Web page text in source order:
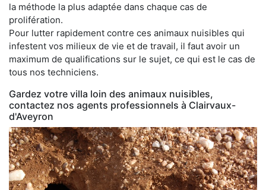
la méthode la plus adaptée dans chaque cas de
prolifération.
Pour lutter rapidement contre ces animaux nuisibles qui
infestent vos milieux de vie et de travail, il faut avoir un
maximum de qualifications sur le sujet, ce qui est le cas de
tous nos techniciens.
Gardez votre villa loin des animaux nuisibles,
contactez nos agents professionnels à Clairvaux-
d'Aveyron